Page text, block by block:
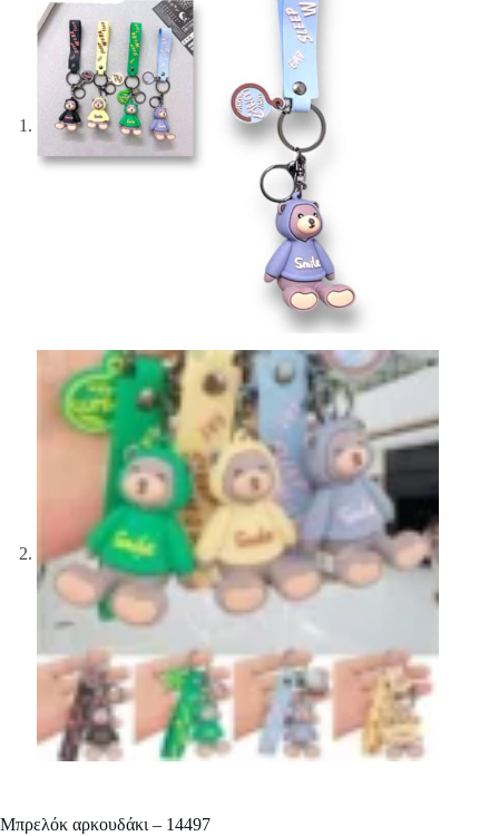
Mπρελόκ αρκουδάκι – 14497